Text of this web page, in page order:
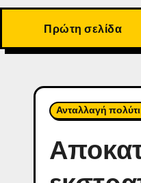
Πρώτη σελίδα
Ανταλλαγή